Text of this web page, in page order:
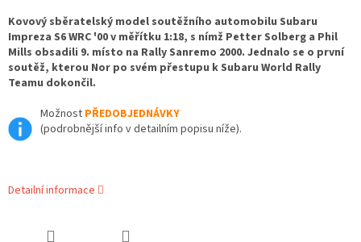
Kovový sběratelský model soutěžního automobilu Subaru
Impreza S6 WRC '00 v měřítku 1:18, s nímž Petter Solberg a Phil
Mills obsadili 9. místo na Rally Sanremo 2000. Jednalo se o první
soutěž, kterou Nor po svém přestupu k Subaru World Rally
Teamu dokončil.
Možnost PŘEDOBJEDNÁVKY
(podrobnější info v detailním popisu níže).
Detailní informace